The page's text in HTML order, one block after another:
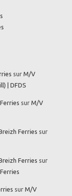
surM/V
| DFDS
surM/V
Ferries sur
Ferries sur
surM/V